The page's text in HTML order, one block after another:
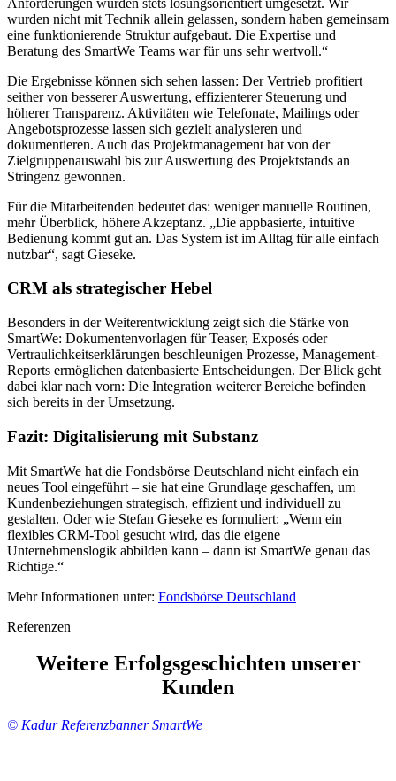
wurden nicht mit Technik allein gelassen, sondern haben gemeinsam
eine funktionierende Struktur aufgebaut. Die Expertise und
Beratung des SmartWe Teams war für uns sehr wertvoll.“
Die Ergebnisse können sich sehen lassen: Der Vertrieb profitiert
seither von besserer Auswertung, effizienterer Steuerung und
höherer Transparenz. Aktivitäten wie Telefonate, Mailings oder
Angebotsprozesse lassen sich gezielt analysieren und
dokumentieren. Auch das Projektmanagement hat von der
Zielgruppenauswahl bis zur Auswertung des Projektstands an
Stringenz gewonnen.
Für die Mitarbeitenden bedeutet das: weniger manuelle Routinen,
mehr Überblick, höhere Akzeptanz. „Die appbasierte, intuitive
Bedienung kommt gut an. Das System ist im Alltag für alle einfach
nutzbar“, sagt Gieseke.
CRM als strategischer Hebel
Besonders in der Weiterentwicklung zeigt sich die Stärke von
SmartWe: Dokumentenvorlagen für Teaser, Exposés oder
Vertraulichkeitserklärungen beschleunigen Prozesse, Management-
Reports ermöglichen datenbasierte Entscheidungen. Der Blick geht
dabei klar nach vorn: Die Integration weiterer Bereiche befinden
sich bereits in der Umsetzung.
Fazit: Digitalisierung mit Substanz
Mit SmartWe hat die Fondsbörse Deutschland nicht einfach ein
neues Tool eingeführt – sie hat eine Grundlage geschaffen, um
Kundenbeziehungen strategisch, effizient und individuell zu
gestalten. Oder wie Stefan Gieseke es formuliert: „Wenn ein
flexibles CRM-Tool gesucht wird, das die eigene
Unternehmenslogik abbilden kann – dann ist SmartWe genau das
Richtige.“
Mehr Informationen unter: Fondsbörse Deutschland
Referenzen
Weitere Erfolgsgeschichten unserer
Kunden
© Kadur Referenzbanner SmartWe